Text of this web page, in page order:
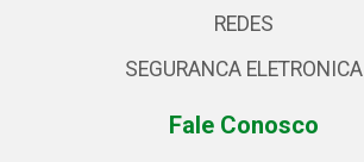
REDES
SEGURANCA ELETRONICA
Fale Conosco